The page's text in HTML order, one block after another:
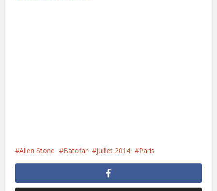
Allen Stone Batofar Juillet 2014 Paris